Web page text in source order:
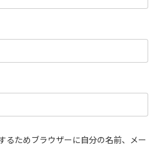
るためブラウザーに自分の名前、メー